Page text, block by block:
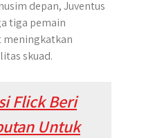
depan, Juventus
tiga pemain
meningkatkan
skuad.
Flick Beri
Untuk